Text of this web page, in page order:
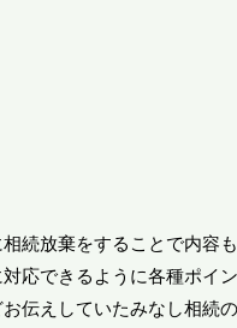
続放棄をすることで内容
応できるように各種ポイ
お伝えしていたみなし相続